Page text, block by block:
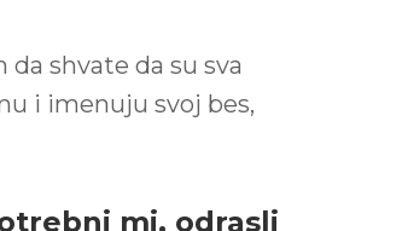
shvate da su sva
i imenuju svoj bes,
mi, odrasli